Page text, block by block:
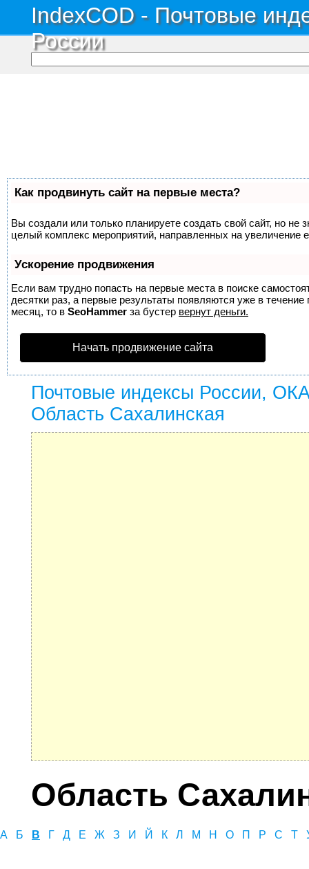
IndexCOD - Почтовые
России
Как продвинуть сайт на первые места?
Вы создали или только планируете создать свой сайт, но не
целый комплекс мероприятий, направленных на увеличение
Ускорение продвижения
Если вам трудно попасть на первые места в поиске
десятки раз, а первые результаты появляются уже в
месяц, то в SeoHammer за бустер вернут деньги.
Начать продвижение сайта
Почтовые индексы России,
Область Сахалинская
Область
А Б В Г Д Е Ж З И Й К Л М Н О П Р С Т